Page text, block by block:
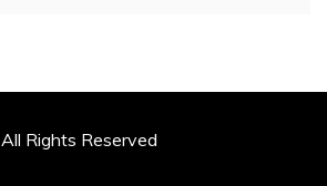
All Rights Reserved